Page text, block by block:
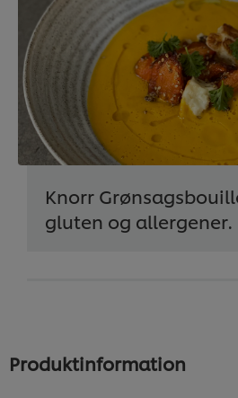
Knorr
gluten og allergener.
Produktinformation